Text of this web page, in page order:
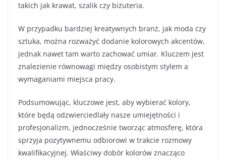
takich jak krawat, szalik czy biżuteria.
W przypadku bardziej kreatywnych branż, jak moda czy
sztuka, można rozważyć dodanie kolorowych akcentów,
jednak nawet tam warto zachować umiar. Kluczem jest
znalezienie równowagi między osobistym stylem a
wymaganiami miejsca pracy.
Podsumowując, kluczowe jest, aby wybierać kolory,
które będą odzwierciedlały nasze umiejętności i
profesjonalizm, jednocześnie tworząc atmosferę, która
sprzyja pozytywnemu odbiorowi w trakcie rozmowy
kwalifikacyjnej. Właściwy dobór kolorów znacząco